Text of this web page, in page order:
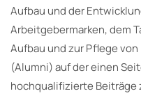
Aufbau und der
Arbeitgebermarken, dem
Aufbau und zur Pflege
(Alumni) auf der einen
hochqualifizierte Beiträge